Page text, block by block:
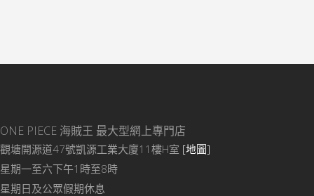
ONE PIECE 海賊王 最大型網上專門店
觀塘開源道47號凱源工業大廈11樓H室 [地圖]
星期一至六下午1時至8時
星期日及公眾假期休息